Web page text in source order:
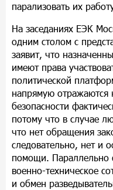
парализовать их
На заседаниях ЕЭК
одним столом с
заявит, что
имеют права
политической
напрямую отражаются
безопасности
потому что в случае
что нет обращения
следовательно, нет и
помощи. Параллельно
военно-техническое
и обмен